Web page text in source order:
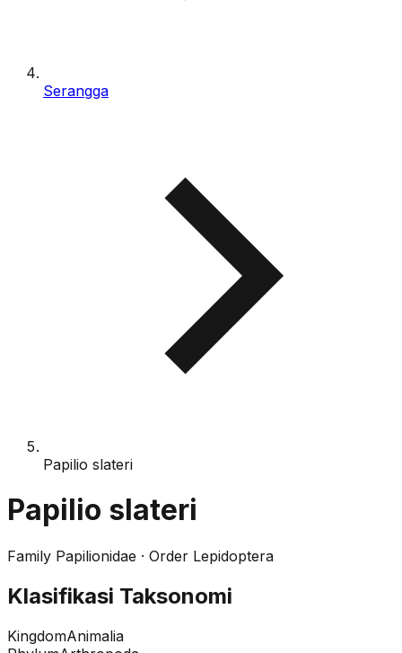
Serangga
Papilio slateri
Papilio slateri
Family Papilionidae · Order Lepidoptera
Klasifikasi Taksonomi
KingdomAnimalia